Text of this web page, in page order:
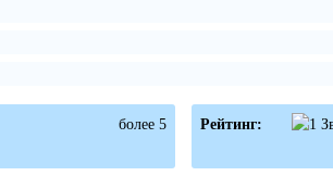
более 5
Рейтинг: